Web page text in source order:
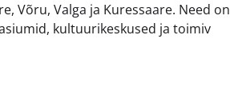
Võru, Valga ja Kuressaare. Need on
kultuurikeskused ja toimiv